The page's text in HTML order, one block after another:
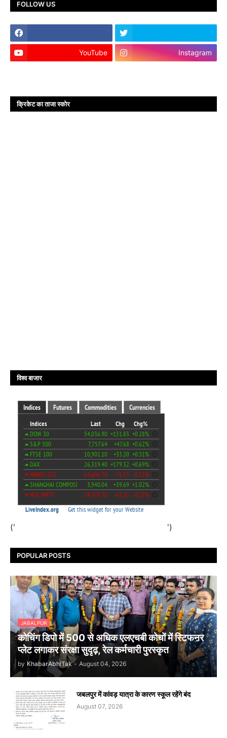
FOLLOW US
YouTube Instagram
क्रिकेट का ताजा स्कोर
विश्व बाजार
(' ')
POPULAR POSTS
JABALPUR
कोचिंग डिपो में 500 से अधिक एलएचबी कोचों में स्टिफऩर
प्लेट लगाकर संरक्षा सुदृढ़, रेल कर्मचारी पुरस्कृत
by KhabarAbhiTak - August 04, 2026
जबलपुर में कांवड़ यात्रा के कारण स्कूल रहेंगे बंद
August 07, 2026